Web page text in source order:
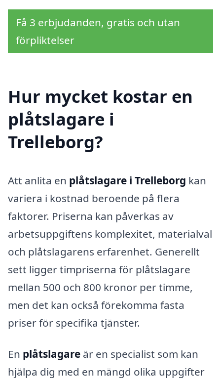
Få 3 erbjudanden, gratis och utan
förpliktelser
Hur mycket kostar en
plåtslagare i
Trelleborg?
Att anlita en plåtslagare i Trelleborg kan
variera i kostnad beroende på flera
faktorer. Priserna kan påverkas av
arbetsuppgiftens komplexitet, materialval
och plåtslagarens erfarenhet. Generellt
sett ligger timpriserna för plåtslagare
mellan 500 och 800 kronor per timme,
men det kan också förekomma fasta
priser för specifika tjänster.
En plåtslagare är en specialist som kan
hjälpa dig med en mängd olika uppgifter